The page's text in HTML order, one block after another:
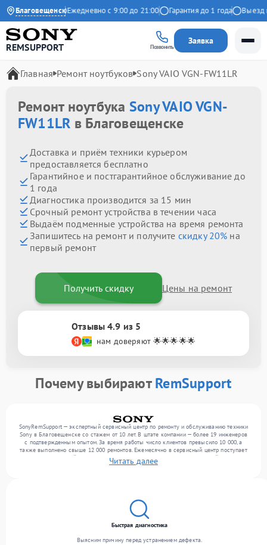
Благовещенск
на Яндекс Ежедневно с 9:00 до 21:00 Гарантия до 1 года Выезд
REMSUPPORT Позвонить
Заявка
Главная Ремонт ноутбуков Sony VAIO VGN-FW11LR
Ремонт ноутбука Sony VAIO VGN-
FW11LR в Благовещенске
Доставка и приём техники курьером
предоставляется бесплатно
Гарантийное и постгарантийное обслуживание до
1 года
Диагностика производится за 15 мин
Срочный ремонт устройства в течении часа
Выдаём подменные устройства на время ремонта
Запишитесь на ремонт и получите скидку 20% на
первый ремонт
Получить скидку Цены на ремонт
Отзывы 4.9 из 5
нам доверяют 🌟🌟🌟🌟🌟
Почему выбираютRemSupport
SonyRemSupport — экспертный сервисный центр по ремонту и обслуживанию техники
Sony в Благовещенске со стажем от 10 лет. В штате компании — более 19 инженеров
с подтвержденным опытом. За время работы число клиентов превысило 10 000, а
также выполнено свыше 12 000 ремонтов. Ежемесячно в сервисный центр поступает
более 300 обращений, включая , , оргтехнику. Мы беремся за задачи любой сложности
и предлагаем стабильный уровень сервиса благодаря опыту команды.
Читать далее
Быстрая диагностика
Выясним причину перед устранением дефекта.